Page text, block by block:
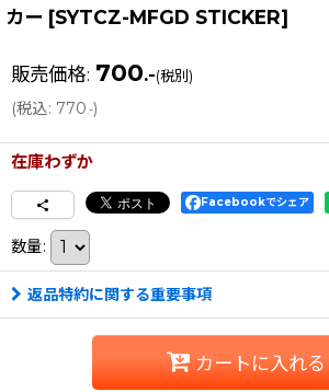
カー [SYTCZ-MFGD STICKER]
販売価格: 700.-(税別)
(税込: 770.-)
在庫わずか
Facebookでシェア
数量:
返品特約に関する重要事項
カートに入れる